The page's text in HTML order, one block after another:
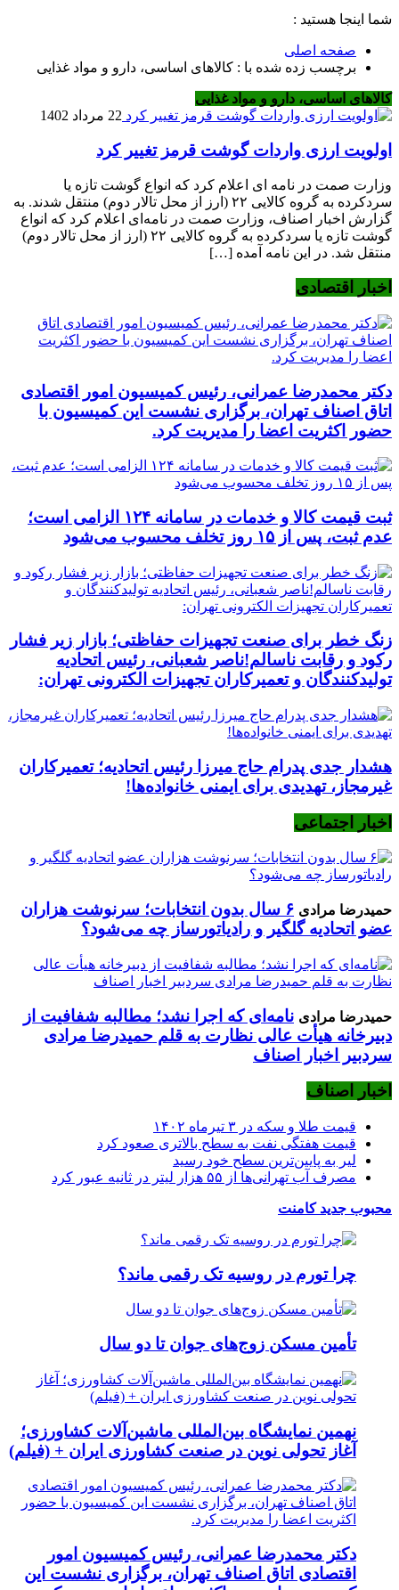
شما اینجا هستید :
صفحه اصلی
برچسب زده شده با : کالاهای اساسی، دارو و مواد غذایی
کالاهای اساسی، دارو و مواد غذایی
22 مرداد 1402
اولویت ارزی واردات گوشت قرمز تغییر کرد
وزارت صمت در نامه‌ ای اعلام کرد که انواع گوشت تازه یا
سردکرده به گروه کالایی ۲۲ (ارز از محل تالار دوم) منتقل شدند. به
گزارش اخبار اصناف، وزارت صمت در نامه‌ای اعلام کرد که انواع
گوشت تازه یا سردکرده به گروه کالایی ۲۲ (ارز از محل تالار دوم)
منتقل شد. در این نامه آمده […]
اخبار اقتصادی
دکتر محمدرضا عمرانی، رئیس کمیسیون امور اقتصادی
اتاق اصناف تهران، برگزاری نشست این کمیسیون با
حضور اکثریت اعضا را مدیریت کرد.
ثبت قیمت کالا و خدمات در سامانه ۱۲۴ الزامی است؛
عدم ثبت، پس از ۱۵ روز تخلف محسوب می‌شود
زنگ خطر برای صنعت تجهیزات حفاظتی؛ بازار زیر فشار
رکود و رقابت ناسالم!ناصر شعبانی، رئیس اتحادیه
تولیدکنندگان و تعمیرکاران تجهیزات الکترونی تهران:
هشدار جدی پدرام حاج میرزا رئیس اتحادیه؛ تعمیرکاران
غیرمجاز، تهدیدی برای ایمنی خانواده‌ها!
اخبار اجتماعی
حمیدرضا مرادی
۶ سال بدون انتخابات؛ سرنوشت هزاران
عضو اتحادیه گلگیر و رادیاتورساز چه می‌شود؟
حمیدرضا مرادی نامه‌ای که اجرا نشد؛ مطالبه شفافیت از
دبیرخانه هیأت عالی نظارت به قلم حمیدرضا مرادی
سردبیر اخبار اصناف
اخبار اصناف
قیمت طلا و سکه در ۳ تیرماه ۱۴۰۲
قیمت هفتگی نفت به سطح بالاتری صعود کرد
لیر به پایین‌ترین سطح خود رسید
مصرف آب تهرانی‌ها از ۵۵ هزار لیتر در ثانیه عبور کرد
محبوب جدیدکامنت
چرا تورم در روسیه تک رقمی ماند؟
تأمین مسکن زوج‌های جوان تا دو سال
نهمین نمایشگاه بین‌المللی ماشین‌آلات کشاورزی؛
آغاز تحولی نوین در صنعت کشاورزی ایران + (فیلم)
دکتر محمدرضا عمرانی، رئیس کمیسیون امور
اقتصادی اتاق اصناف تهران، برگزاری نشست این